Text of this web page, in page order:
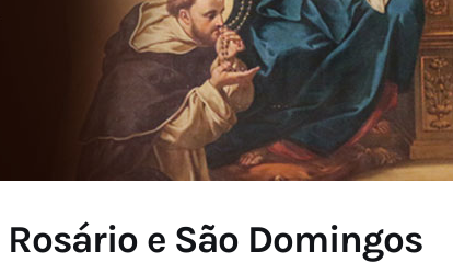
Rosário e São Domingos